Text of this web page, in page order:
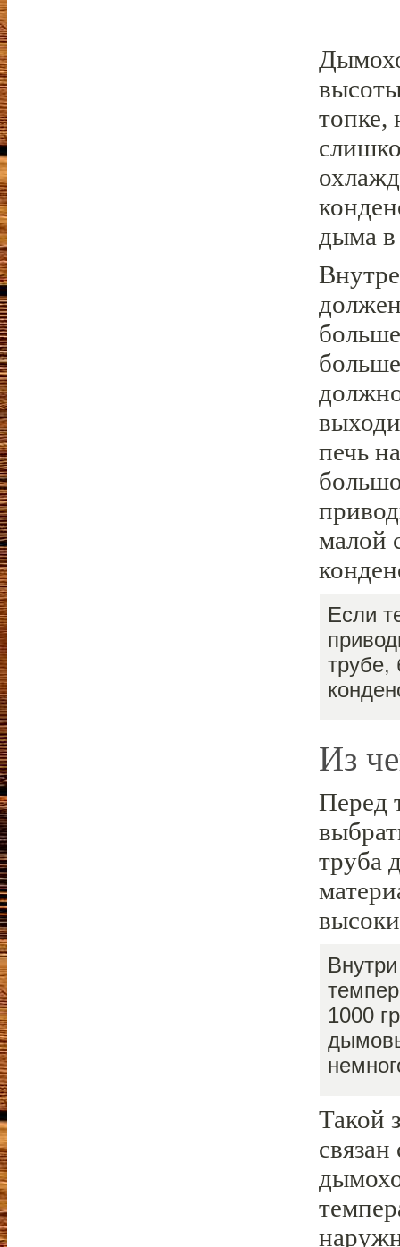
топке,
дыма
печь
малой
Если
трубе,
Из
Перед
труба
1000
Такой